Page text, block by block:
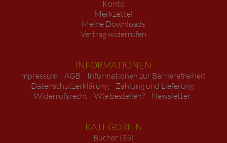
Konto
Merkzettel
Meine Downloads
Vertrag widerrufen
INFORMATIONEN
Impressum AGB
Informationen zur Barrierefreiheit
Datenschutzerklärung
Zahlung und Lieferung
Widerrufsrecht
Wie bestellen? Newsletter
KATEGORIEN
Bücher (35)